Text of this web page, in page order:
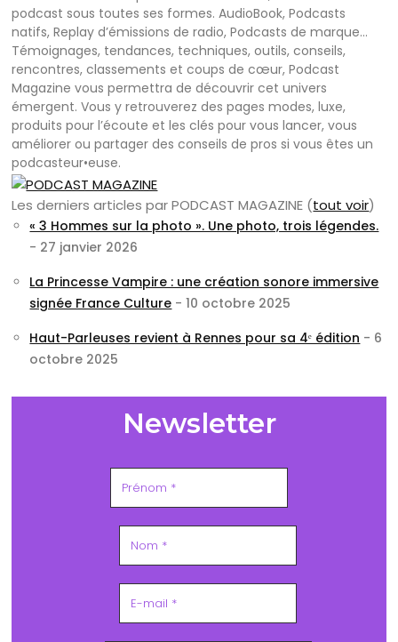
podcast sous toutes ses formes. AudioBook, Podcasts
natifs, Replay d’émissions de radio, Podcasts de marque…
Témoignages, tendances, techniques, outils, conseils,
rencontres, classements et coups de cœur, Podcast
Magazine vous permettra de découvrir cet univers
émergent. Vous y retrouverez des pages modes, luxe,
produits pour l’écoute et les clés pour vous lancer, vous
améliorer ou partager des conseils de pros si vous êtes un
podcasteur•euse.
Les derniers articles par PODCAST MAGAZINE (tout voir)
« 3 Hommes sur la photo ». Une photo, trois légendes.
- 27 janvier 2026
La Princesse Vampire : une création sonore immersive
signée France Culture - 10 octobre 2025
Haut-Parleuses revient à Rennes pour sa 4ᵉ édition - 6
octobre 2025
Newsletter